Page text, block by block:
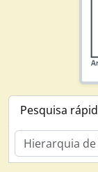
Pesquisa